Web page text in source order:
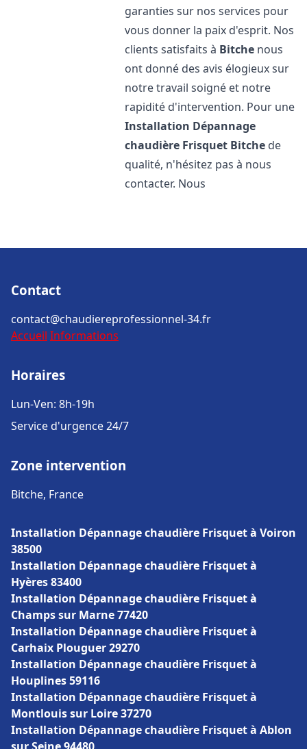
garanties sur nos services pour
vous donner la paix d'esprit. Nos
clients satisfaits à Bitche nous
ont donné des avis élogieux sur
notre travail soigné et notre
rapidité d'intervention. Pour une
Installation Dépannage
chaudière Frisquet Bitche de
qualité, n'hésitez pas à nous
contacter. Nous
Contact
contact@chaudiereprofessionnel-34.fr
Accueil Informations
Horaires
Lun-Ven: 8h-19h
Service d'urgence 24/7
Zone intervention
Bitche, France
Installation Dépannage chaudière Frisquet à Voiron
38500
Installation Dépannage chaudière Frisquet à
Hyères 83400
Installation Dépannage chaudière Frisquet à
Champs sur Marne 77420
Installation Dépannage chaudière Frisquet à
Carhaix Plouguer 29270
Installation Dépannage chaudière Frisquet à
Houplines 59116
Installation Dépannage chaudière Frisquet à
Montlouis sur Loire 37270
Installation Dépannage chaudière Frisquet à Ablon